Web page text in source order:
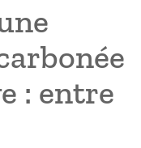
: entre